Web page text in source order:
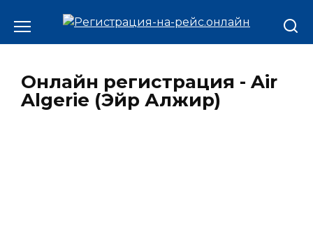
Онлайн регистрация - Air
Algerie (Эйр Алжир)